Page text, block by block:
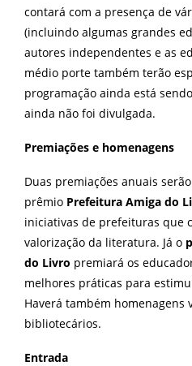
contará com a presença de
(incluindo algumas grandes
autores independentes e as
médio porte também terão
programação ainda está
ainda não foi divulgada.
Premiações e homenagens
Duas premiações anuais
prêmio Prefeitura Amiga do
iniciativas de prefeituras que
valorização da literatura. Já o
do Livro premiará os
melhores práticas para
Haverá também homenagens
bibliotecários.
Entrada